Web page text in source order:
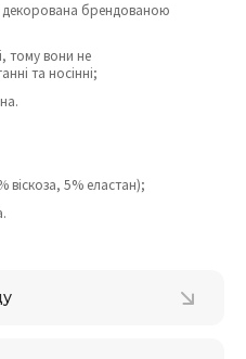
декорована брендованою
тому вони не
та носінні;
віскоза, 5% еластан);